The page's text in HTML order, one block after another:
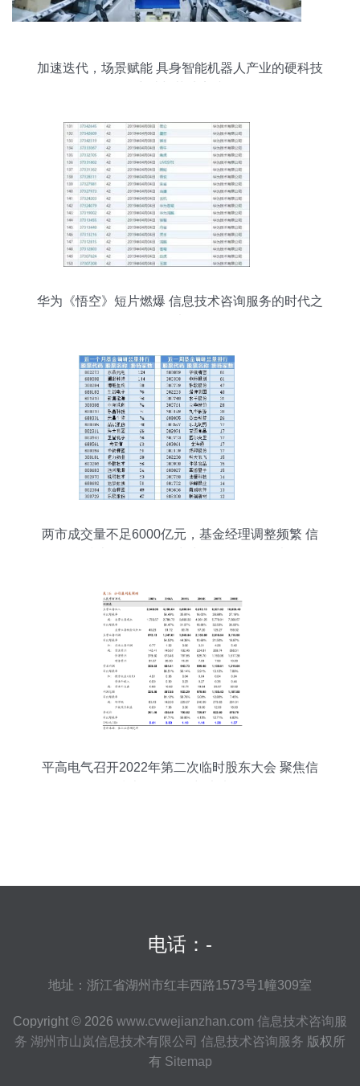
加速迭代，场景赋能 具身智能机器人产业的硬科技
华为《悟空》短片燃爆 信息技术咨询服务的时代之
两市成交量不足6000亿元，基金经理调整频繁 信
平高电气召开2022年第二次临时股东大会 聚焦信
电话：-
地址：浙江省湖州市红丰西路1573号1幢309室
Copyright © 2026 www.cvwejianzhan.com 信息技术咨询服
务 湖州市山岚信息技术有限公司 信息技术咨询服务 版权所
有 Sitemap